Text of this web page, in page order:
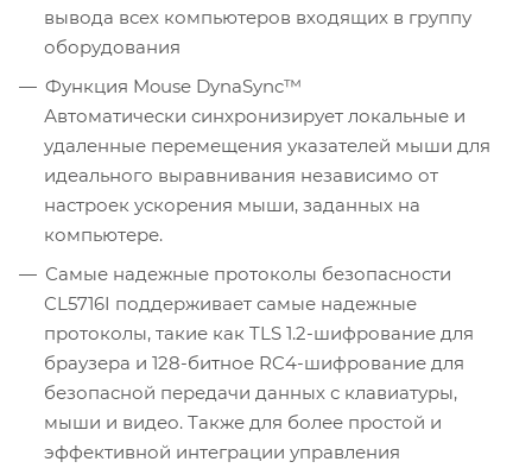
вывода всех компьютеров входящих в группу
оборудования
Функция Mouse DynaSync™
Автоматически синхронизирует локальные и
удаленные перемещения указателей мыши для
идеального выравнивания независимо от
настроек ускорения мыши, заданных на
компьютере.
Самые надежные протоколы безопасности
CL5716I поддерживает самые надежные
протоколы, такие как TLS 1.2-шифрование для
браузера и 128-битное RC4-шифрование для
безопасной передачи данных с клавиатуры,
мыши и видео. Также для более простой и
эффективной интеграции управления